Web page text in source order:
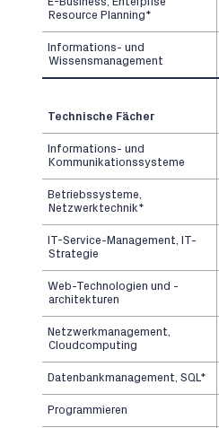
Resource Planning*
Informations- und
Wissensmanagement
Technische Fächer
Informations- und
Kommunikationssysteme
Betriebssysteme,
Netzwerktechnik*
IT-Service-Management, IT-
Strategie
Web-Technologien und -
architekturen
Netzwerkmanagement,
Cloudcomputing
Datenbankmanagement, SQL*
Programmieren